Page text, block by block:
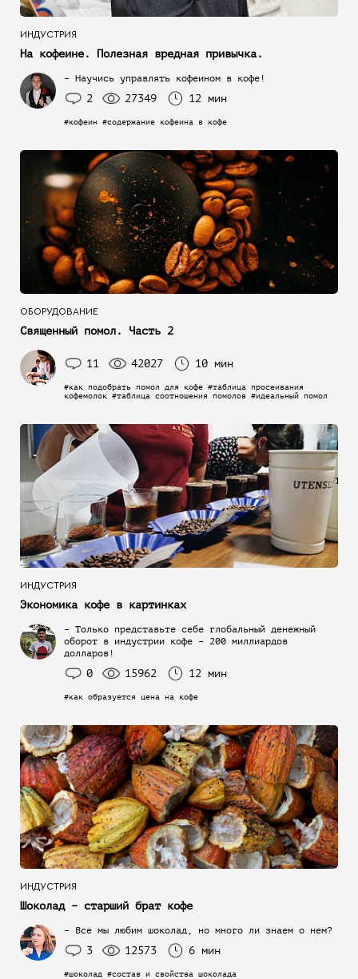
ИНДУСТРИЯ
На кофеине. Полезная вредная привычка.
– Научись управлять кофеином в кофе!
2 27349 12 мин
#кофеин #содержание кофеина в кофе
ОБОРУДОВАНИЕ
Священный помол. Часть 2
11 42027 10 мин
#как подобрать помол для кофе #таблица просеивания
кофемолок #таблица соотношения помолов #идеальный помол
ИНДУСТРИЯ
Экономика кофе в картинках
– Только представьте себе глобальный денежный
оборот в индустрии кофе – 200 миллиардов
долларов!
0 15962 12 мин
#как образуется цена на кофе
ИНДУСТРИЯ
Шоколад – старший брат кофе
– Все мы любим шоколад, но много ли знаем о нем?
3 12573 6 мин
#шоколад #состав и свойства шоколада